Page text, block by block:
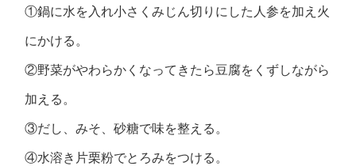
①鍋に水を入れ小さくみじん切りにした人参を加え火
にかける。
②野菜がやわらかくなってきたら豆腐をくずしながら
加える。
③だし、みそ、砂糖で味を整える。
④水溶き片栗粉でとろみをつける。